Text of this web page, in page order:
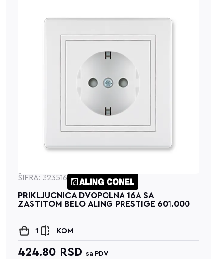
ŠIFRA: 323516
PRIKLJUCNICA DVOPOLNA 16A SA
ZASTITOM BELO ALING PRESTIGE 601.000
1 KOM
424.80 RSD sa PDV